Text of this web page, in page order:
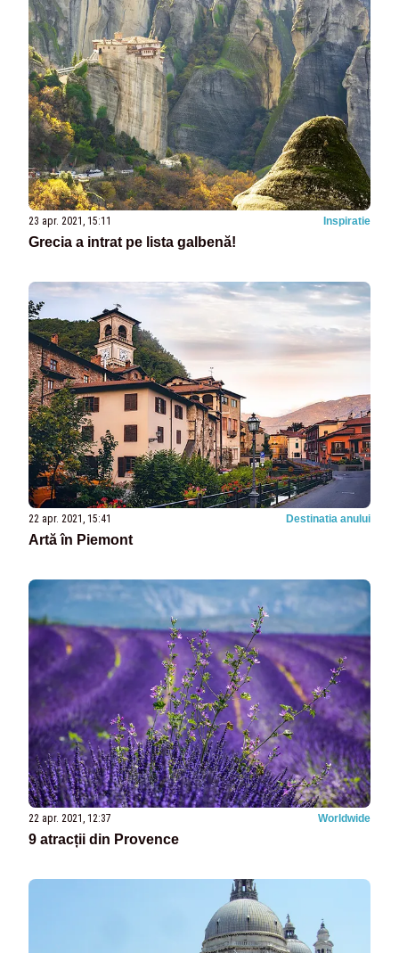
23 apr. 2021, 15:11 Inspiratie
Grecia a intrat pe lista galbenă!
22 apr. 2021, 15:41 Destinatia anului
Artă în Piemont
22 apr. 2021, 12:37 Worldwide
9 atracții din Provence